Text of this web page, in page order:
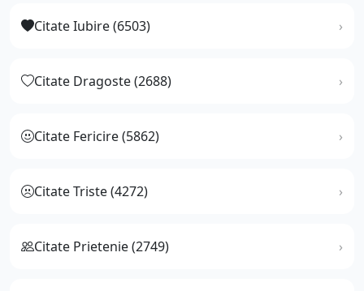
Citate Iubire (6503)
Citate Dragoste (2688)
Citate Fericire (5862)
Citate Triste (4272)
Citate Prietenie (2749)